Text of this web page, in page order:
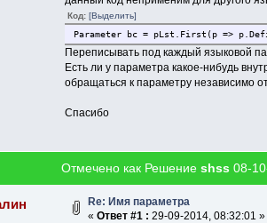
Код: [Выделить]
Parameter bc = pLst.First(p =>
Переписывать под каждый языковой
Есть ли у параметра какое-нибудь
обращаться к параметру независимо
Спасибо
Отмечено как Решение shss 08-
Re: Имя параметра
« Ответ #1 : 29-09-2014, 08:32:01 »